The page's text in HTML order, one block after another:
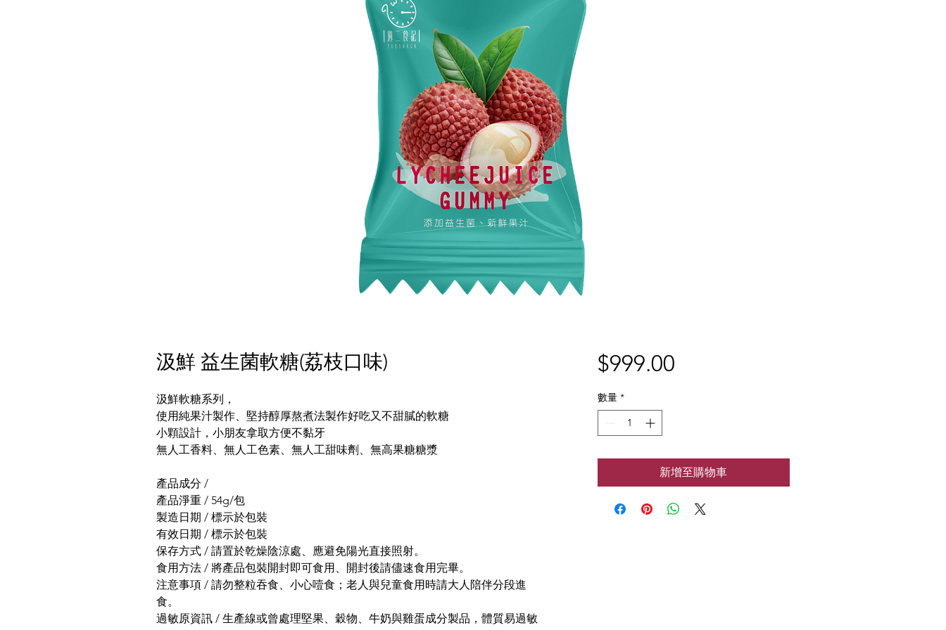
汲鮮 益生菌軟糖(荔枝口味)
汲鮮軟糖系列，
使用純果汁製作、堅持醇厚熬煮法製作好吃又不甜膩的軟糖
小顆設計，小朋友拿取方便不黏牙
無人工香料、無人工色素、無人工甜味劑、無高果糖糖漿
產品成分 /
產品淨重 / 54g/包
製造日期 / 標示於包裝
有效日期 / 標示於包裝
保存方式 / 請置於乾燥陰涼處、應避免陽光直接照射。
食用方法 / 將產品包裝開封即可食用、開封後請儘速食用完畢。
注意事項 / 請勿整粒吞食、小心噎食；老人與兒童食用時請大人陪伴分段進
食。
過敏原資訊 / 生產線或曾處理堅果、穀物、牛奶與雞蛋成分製品，體質易過敏
$999.00價
數量 *
新增至購物車